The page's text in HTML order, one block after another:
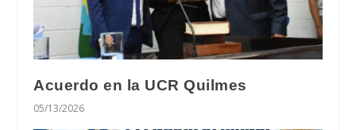
Acuerdo en la UCR Quilmes
05/13/2026